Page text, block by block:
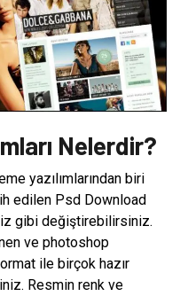
Nelerdir?
yazılımlarından biri
edilen Psd Download
gibi değiştirebilirsiniz.
ve photoshop
ile birçok hazır
Resmin renk ve